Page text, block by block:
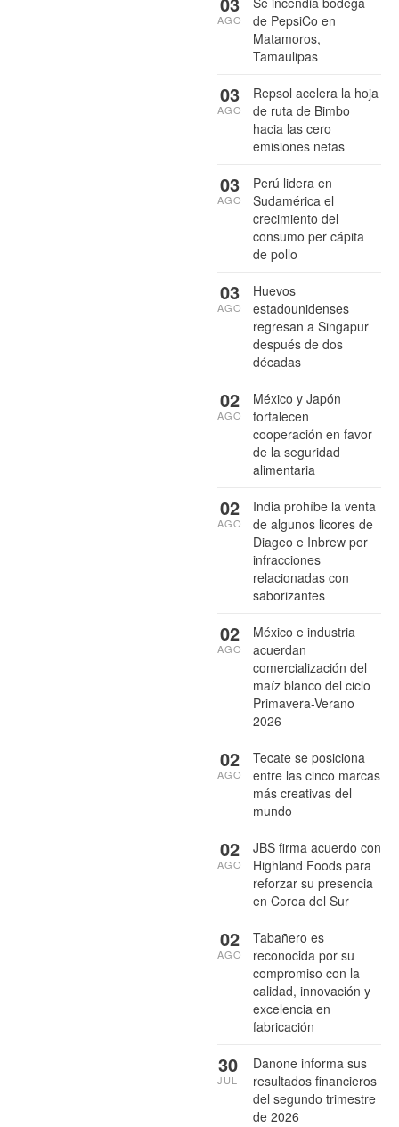
de PepsiCo en
Matamoros,
Tamaulipas
AGO
Repsol acelera la hoja
de ruta de Bimbo
hacia las cero
emisiones netas
03
AGO
Perú lidera en
Sudamérica el
crecimiento del
consumo per cápita
de pollo
03
AGO
Huevos
estadounidenses
regresan a Singapur
después de dos
décadas
03
AGO
México y Japón
fortalecen
cooperación en favor
de la seguridad
alimentaria
02
AGO
India prohíbe la venta
de algunos licores de
Diageo e Inbrew por
infracciones
relacionadas con
saborizantes
02
AGO
México e industria
acuerdan
comercialización del
maíz blanco del ciclo
Primavera-Verano
2026
02
AGO
Tecate se posiciona
entre las cinco marcas
más creativas del
mundo
02
AGO
JBS firma acuerdo con
Highland Foods para
reforzar su presencia
en Corea del Sur
02
AGO
Tabañero es
reconocida por su
compromiso con la
calidad, innovación y
excelencia en
fabricación
02
AGO
Danone informa sus
resultados financieros
del segundo trimestre
de 2026
30
JUL